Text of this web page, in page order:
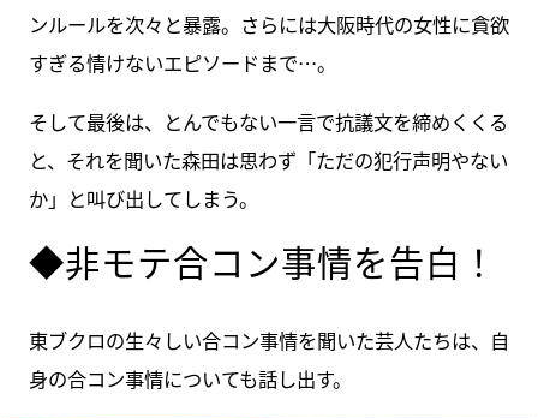
ンルールを次々と暴露。さらには大阪時代の女性に貪欲
すぎる情けないエピソードまで…。
そして最後は、とんでもない一言で抗議文を締めくくる
と、それを聞いた森田は思わず「ただの犯行声明やない
か」と叫び出してしまう。
◆非モテ合コン事情を告白！
東ブクロの生々しい合コン事情を聞いた芸人たちは、自
身の合コン事情についても話し出す。